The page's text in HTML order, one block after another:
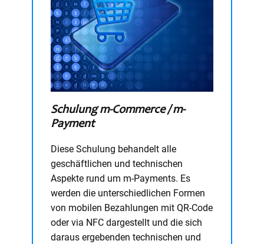
Schulung m-Commerce / m-
Payment
Diese Schulung behandelt alle
geschäftlichen und technischen
Aspekte rund um m-Payments. Es
werden die unterschiedlichen Formen
von mobilen Bezahlungen mit QR-Code
oder via NFC dargestellt und die sich
daraus ergebenden technischen und